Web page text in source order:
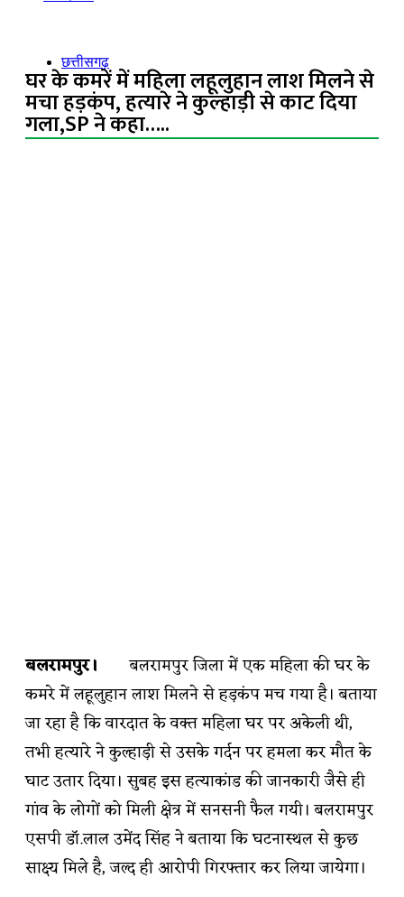
छत्तीसगढ़
घर के कमरें में महिला लहूलुहान लाश मिलने से
मचा हड़कंप, हत्यारे ने कुल्हाड़ी से काट दिया
गला,SP ने कहा…..
बलरामपुर। बलरामपुर जिला में एक महिला की घर के
कमरे में लहूलुहान लाश मिलने से हड़कंप मच गया है। बताया
जा रहा है कि वारदात के वक्त महिला घर पर अकेली थी,
तभी हत्यारे ने कुल्हाड़ी से उसके गर्दन पर हमला कर मौत के
घाट उतार दिया। सुबह इस हत्याकांड की जानकारी जैसे ही
गांव के लोगों को मिली क्षेत्र में सनसनी फैल गयी। बलरामपुर
एसपी डाॅ.लाल उमेंद सिंह ने बताया कि घटनास्थल से कुछ
साक्ष्य मिले है, जल्द ही आरोपी गिरफ्तार कर लिया जायेगा।